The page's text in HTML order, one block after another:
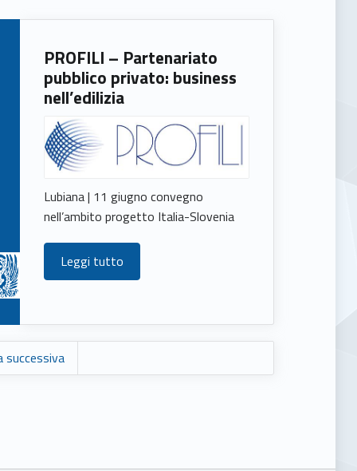
PROFILI – Partenariato
pubblico privato: business
nell’edilizia
Lubiana | 11 giugno convegno
nell’ambito progetto Italia-Slovenia
Leggi tutto
successiva